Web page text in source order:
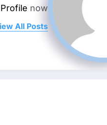
now.
All Posts